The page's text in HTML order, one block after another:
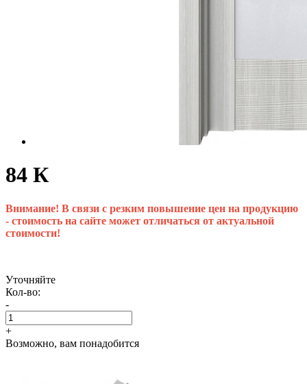
84 К
Внимание! В связи с резким повышение цен на продукцию
- стоимость на сайте может отличаться от актуальной
стоимости!
Уточняйте
Кол-во:
-
+
Возможно, вам понадобится